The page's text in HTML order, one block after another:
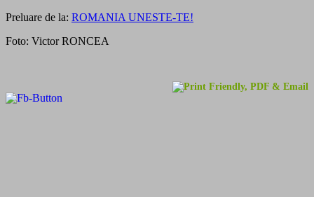
Preluare de la: ROMANIA UNESTE-TE!
Foto: Victor RONCEA